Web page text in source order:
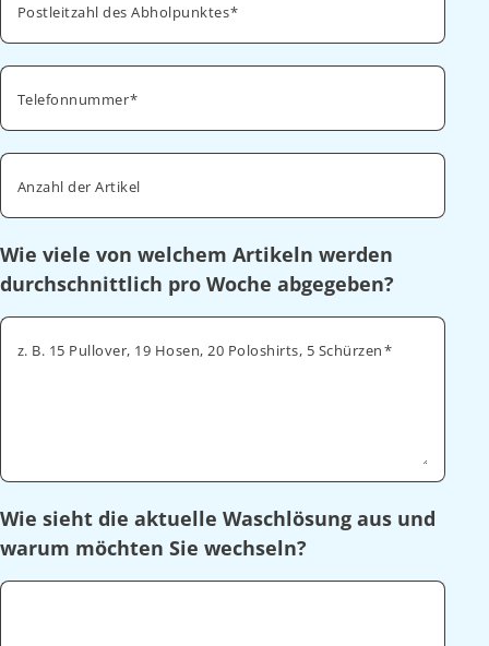
Postleitzahl des Abholpunktes
Telefonnummer
Anzahl der Artikel
Wie viele von welchem Artikeln werden
durchschnittlich pro Woche abgegeben?
z. B. 15 Pullover, 19 Hosen, 20 Poloshirts, 5 Schürzen
Wie sieht die aktuelle Waschlösung aus und
warum möchten Sie wechseln?